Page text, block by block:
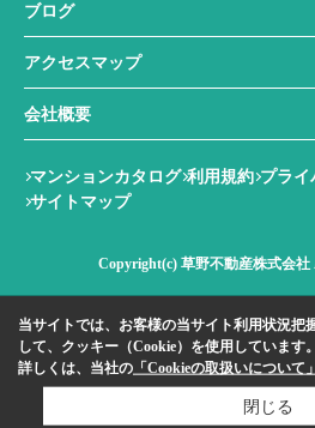
ブログ
アクセスマップ
会社概要
マンションカタログ 利用規約 プライ
サイトマップ
Copyright(c) 草野不動産株式会社
当サイトでは、お客様の当サイト利用状況把
して、クッキー（Cookie）を使用しています。
詳しくは、当社の 「Cookieの取扱いについて」
閉じる